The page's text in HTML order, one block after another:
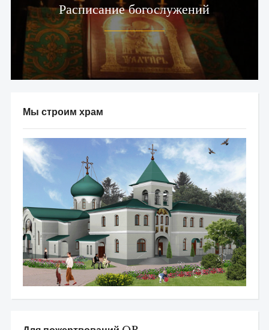
Расписание богослужений
Мы строим храм